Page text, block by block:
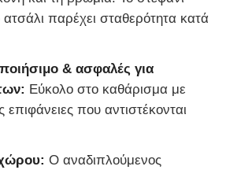
παρέχει σταθερότητα κατά
& ασφαλές για
Εύκολο στο καθάρισμα με
επιφάνειες που αντιστέκονται
Ο αναδιπλούμενος